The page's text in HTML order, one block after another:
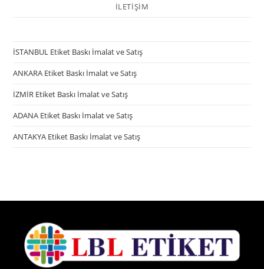
İLETİŞİM
İSTANBUL Etiket Baskı İmalat ve Satış
ANKARA Etiket Baskı İmalat ve Satış
İZMİR Etiket Baskı İmalat ve Satış
ADANA Etiket Baskı İmalat ve Satış
ANTAKYA Etiket Baskı İmalat ve Satış